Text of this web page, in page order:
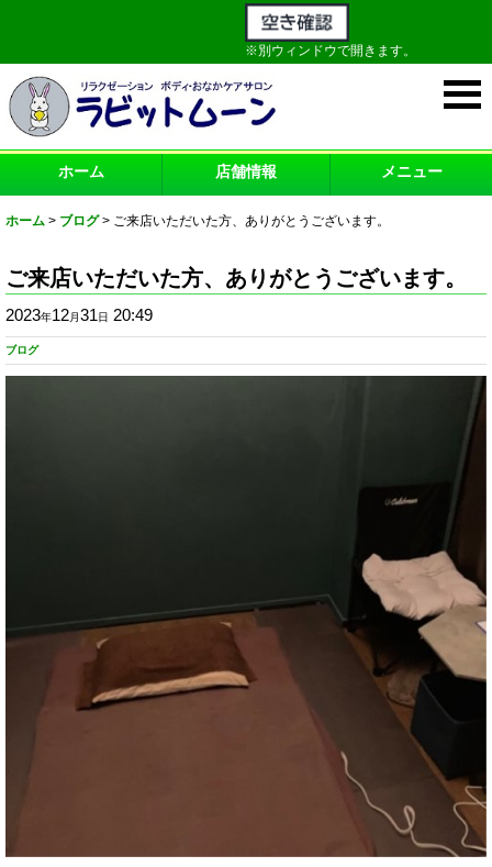
※別ウィンドウで開きます。
ホーム 店舗情報 メニュー
ホーム > ブログ > ご来店いただいた方、ありがとうございます。
ご来店いただいた方、ありがとうございます。
2023年12月31日 20:49
ブログ